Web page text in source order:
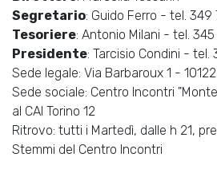
Segretario: Guido Ferro - tel.
Tesoriere: Antonio Milani - tel.
Presidente: Tarcisio Condini - tel.
Sede legale: Via Barbaroux 1 -
Sede sociale: Centro Incontri
al CAI Torino 12
Ritrovo: tutti i Martedì, dalle h 21,
Stemmi del Centro Incontri